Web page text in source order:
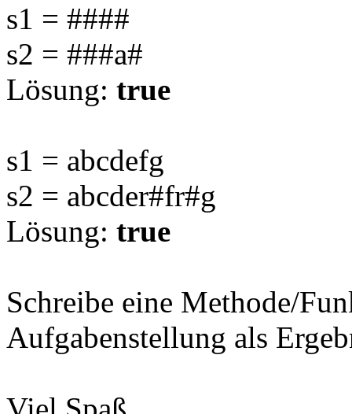
s1 = ####
s2 = ###a#
Lösung: true
s1 = abcdefg
s2 = abcder#fr#g
Lösung: true
Schreibe eine Methode/
Aufgabenstellung als